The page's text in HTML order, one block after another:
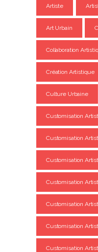
Artiste
Art Urbain
Collaboration
Création Artistique
Culture Urbaine
Customisation
Customisation
Customisation
Customisation
Customisation
Customisation
Customisation